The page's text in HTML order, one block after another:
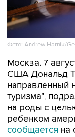
Фото: Andrew Harnik/
Москва. 7
США Дональд
направленный
туризма",
на роды с
ребенком
сообщается на